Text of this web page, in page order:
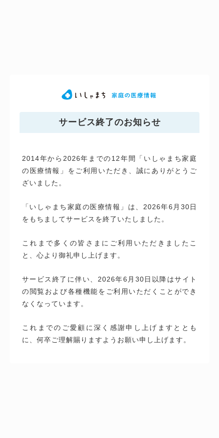
サービス終了のお知らせ
2014年から2026年までの12年間「いしゃまち家庭
の医療情報」をご利用いただき、誠にありがとうご
ざいました。
「いしゃまち家庭の医療情報」は、2026年6月30日
をもちましてサービスを終了いたしました。
これまで多くの皆さまにご利用いただきましたこ
と、心より御礼申し上げます。
サービス終了に伴い、2026年6月30日以降はサイト
の閲覧および各種機能をご利用いただくことができ
なくなっています。
これまでのご愛顧に深く感謝申し上げますととも
に、何卒ご理解賜りますようお願い申し上げます。